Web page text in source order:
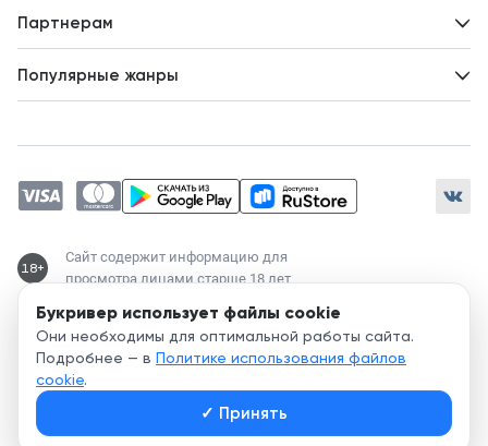
Букривер использует файлы cookie
Они необходимы для оптимальной работы сайта.
Подробнее — в Политике использования файлов
cookie.
✓ Принять
Партнерам
Популярные жанры
Магические академии
Современный любовный роман
Любовное фэнтези
18+
Сайт содержит информацию для
просмотра лицами старше 18 лет
Служба поддержки:
support@bookriver.ru
2020-
© Bookriver — литературно-издательская площадка,
объединяющая читателей и авторов.